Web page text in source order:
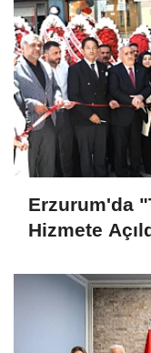
Erzurum'da
Hizmete